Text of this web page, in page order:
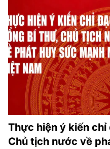
Thực hiện ý kiến chỉ
Chủ tịch nước về